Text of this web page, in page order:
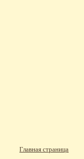
Главная страница